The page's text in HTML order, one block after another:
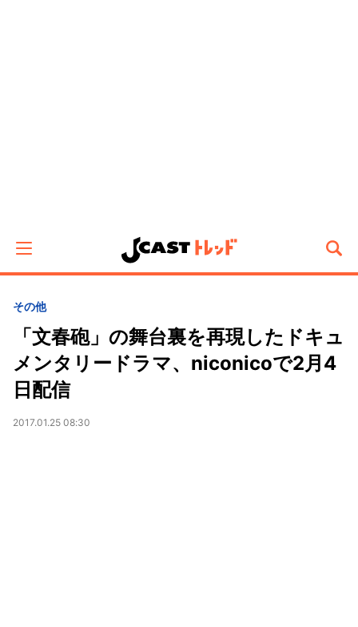
その他
「文春砲」の舞台裏を再現したドキュ
メンタリードラマ、niconicoで2月4
日配信
2017.01.25 08:30